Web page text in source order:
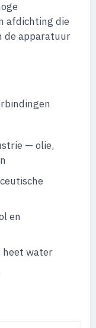
afdichting die
de apparatuur
— olie,
en
heet water